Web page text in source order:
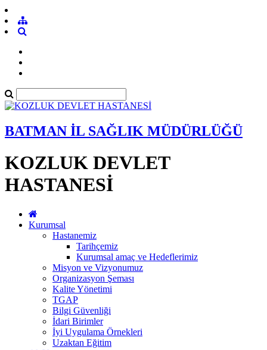
BATMAN İL SAĞLIK MÜDÜRLÜĞÜ
KOZLUK DEVLET
HASTANESİ
Kurumsal
Hastanemiz
Tarihçemiz
Kurumsal amaç ve Hedeflerimiz
Misyon ve Vizyonumuz
Organizasyon Şeması
Kalite Yönetimi
TGAP
Bilgi Güvenliği
İdari Birimler
İyi Uygulama Örnekleri
Uzaktan Eğitim